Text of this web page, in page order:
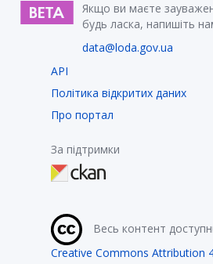
Якщо ви маєте
будь ласка, напишіть
data@loda.gov.ua
API
Політика відкритих даних
Про портал
За підтримки
Весь контент
Creative Commons Attribution